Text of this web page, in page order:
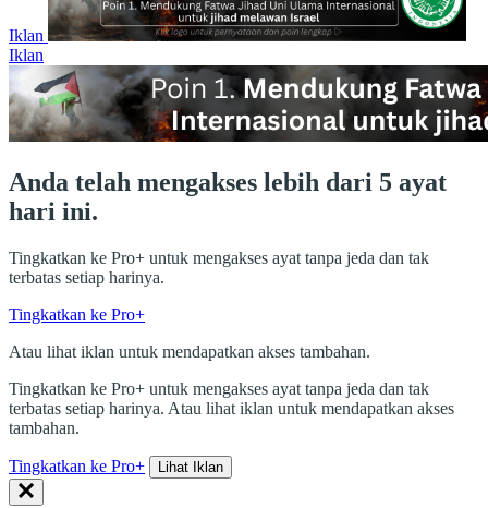
Iklan
Iklan
Anda telah mengakses lebih dari 5 ayat
hari ini.
Tingkatkan ke Pro+ untuk mengakses ayat tanpa jeda dan tak
terbatas setiap harinya.
Tingkatkan ke Pro+
Atau lihat iklan untuk mendapatkan akses tambahan.
Tingkatkan ke Pro+ untuk mengakses ayat tanpa jeda dan tak
terbatas setiap harinya. Atau lihat iklan untuk mendapatkan akses
tambahan.
Tingkatkan ke Pro+ Lihat Iklan